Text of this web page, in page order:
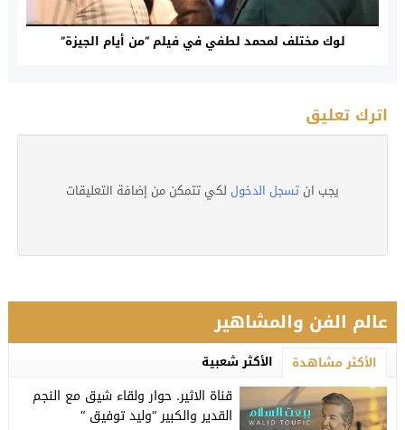
لوك مختلف لمحمد لطفي في فيلم “من أيام الجيزة”
اترك تعليق
يجب ان تسجل الدخول لكي تتمكن من إضافة التعليقات
عالم الفن والمشاهير
الأكثر مشاهدة الأكثر شعبية
قناة الاثير. حوار ولقاء شيق مع النجم
القدير والكبير “وليد توفيق “